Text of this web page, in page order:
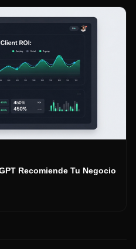
Recomiende Tu Negocio